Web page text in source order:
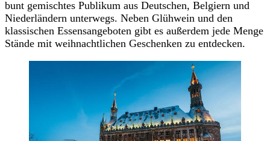
bunt gemischtes Publikum aus Deutschen, Belgiern und
Niederländern unterwegs. Neben Glühwein und den
klassischen Essensangeboten gibt es außerdem jede Menge
Stände mit weihnachtlichen Geschenken zu entdecken.